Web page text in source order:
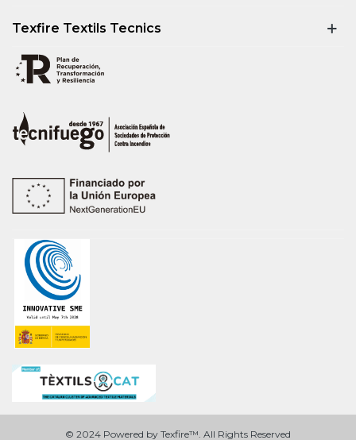
Texfire Textils Tecnics
© 2024 Powered by Texfire™. All Rights Reserved